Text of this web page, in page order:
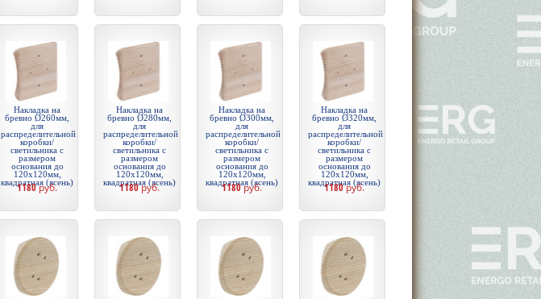
Накладка на
бревно Ø260мм,
для
распределительной
коробки/
светильника с
размером
основания до
120х120мм,
квадратная (ясень)
1180руб.
Накладка на
бревно Ø280мм,
для
распределительной
коробки/
светильника с
размером
основания до
120х120мм,
квадратная (ясень)
1180руб.
Накладка на
бревно Ø300мм,
для
распределительной
коробки/
светильника с
размером
основания до
120х120мм,
квадратная (ясень)
1180руб.
Накладка на
бревно Ø320мм,
для
распределительной
коробки/
светильника с
размером
основания до
120х120мм,
квадратная (ясень)
1180руб.